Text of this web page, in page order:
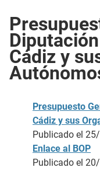
Cádiz y
Presupuesto
Cádiz y sus
Publicado el
Enlace al BOP
Publicado el